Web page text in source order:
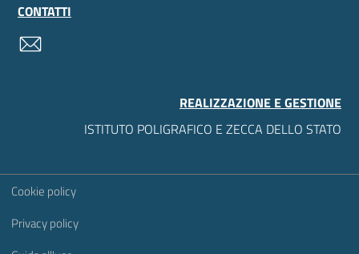
CONTATTI
REALIZZAZIONE E GESTIONE
ISTITUTO POLIGRAFICO E ZECCA DELLO STATO
Sezione Link Utili
Cookie policy
Privacy policy